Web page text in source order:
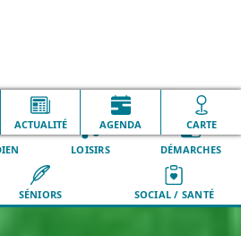
ACTUALITÉ AGENDA CARTE
verts Parc d'Enchemont
LOISIRS DÉMARCHES
SÉNIORS SOCIAL / SANTÉ